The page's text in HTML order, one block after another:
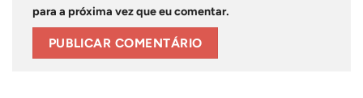
para a próxima vez que eu comentar.